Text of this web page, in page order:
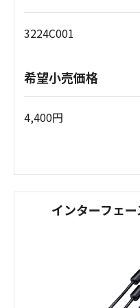
3224C001
希望小売価格
4,400円
インターフェ